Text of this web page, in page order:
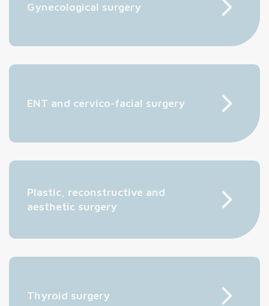
Gynecological surgery
ENT and cervico-facial surgery
Plastic, reconstructive and
aesthetic surgery
Thyroid surgery